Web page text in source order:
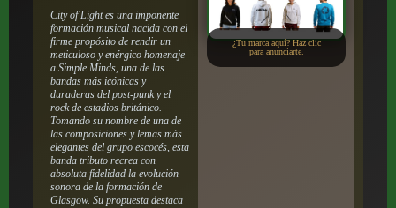
City of Light es una imponente
formación musical nacida con el
firme propósito de rendir un
meticuloso y enérgico homenaje
a Simple Minds, una de las
bandas más icónicas y
duraderas del post-punk y el
rock de estadios británico.
Tomando su nombre de una de
las composiciones y lemas más
elegantes del grupo escocés, esta
banda tributo recrea con
absoluta fidelidad la evolución
sonora de la formación de
Glasgow. Su propuesta destaca
¿Tu marca aquí? Haz clic
para anunciarte.